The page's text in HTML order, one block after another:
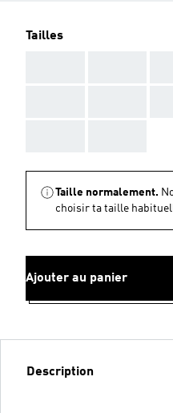
Tailles
Taille normalement.
choisir ta taille
Ajouter au panier
Description